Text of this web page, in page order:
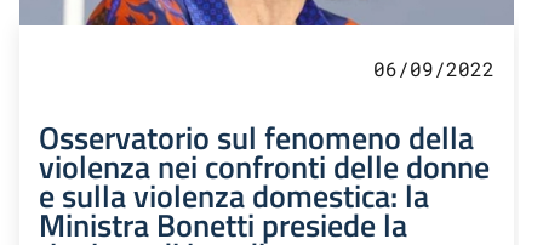
06/09/2022
Osservatorio sul fenomeno della
violenza nei confronti delle donne
e sulla violenza domestica: la
Ministra Bonetti presiede la